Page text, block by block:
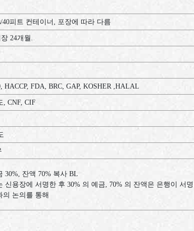
40피트 컨테이너, 포장에 따라 다름
24개월.
HACCP, FDA, BRC, GAP, KOSHER ,HALAL
, CNF, CIF
30%, 잔액 70% 복사 BL
신용장에 서명한 후 30% 의 예금, 70% 의 잔액은 은행이 서
의 논의를 통해